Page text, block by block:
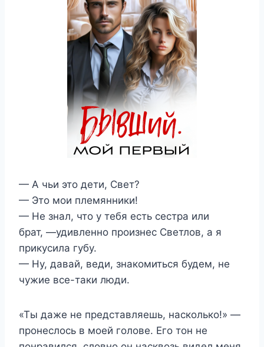
— А чьи это дети, Свет?
— Это мои племянники!
— Не знал, что у тебя есть сестра или
брат, —удивленно произнес Светлов, а я
прикусила губу.
— Ну, давай, веди, знакомиться будем, не
чужие все-таки люди.
«Ты даже не представляешь, насколько!» —
пронеслось в моей голове. Его тон не